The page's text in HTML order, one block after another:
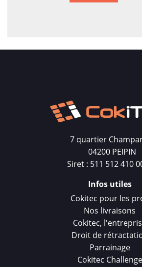
7 quartier
04200 PEIPIN
Siret : 511 512 410
Infos utiles
Cokitec pour les
Nos livraisons
Cokitec,
Droit de
Parrainage
Cokitec Challenge